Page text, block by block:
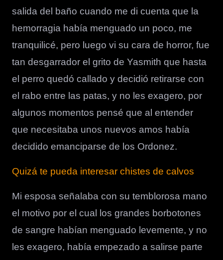
salida del baño cuando me di cuenta que la
hemorragia había menguado un poco, me
tranquilicé, pero luego vi su cara de horror, fue
tan desgarrador el grito de Yasmith que hasta
el perro quedó callado y decidió retirarse con
el rabo entre las patas, y no les exagero, por
algunos momentos pensé que al entender
que necesitaba unos nuevos amos había
decidido emanciparse de los Ordonez.
Quizá te pueda interesar chistes de calvos
Mi esposa señalaba con su temblorosa mano
el motivo por el cual los grandes borbotones
de sangre habían menguado levemente, y no
les exagero, había empezado a salirse parte